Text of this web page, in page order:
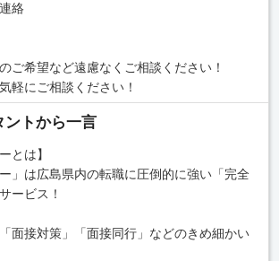
絡
ご希望など遠慮なくご相談ください！
軽にご相談ください！
ントから一言
とは】
」は広島県内の転職に圧倒的に強い「完全
ービス！
面接対策」「面接同行」などのきめ細かい